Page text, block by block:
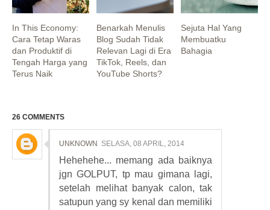
In This Economy:
Cara Tetap Waras
dan Produktif di
Tengah Harga yang
Terus Naik
Benarkah Menulis
Blog Sudah Tidak
Relevan Lagi di Era
TikTok, Reels, dan
YouTube Shorts?
Sejuta Hal Yang
Membuatku
Bahagia
26 COMMENTS
UNKNOWN SELASA, 08 APRIL, 2014
Hehehehe... memang ada baiknya
jgn GOLPUT, tp mau gimana lagi,
setelah melihat banyak calon, tak
satupun yang sy kenal dan memiliki